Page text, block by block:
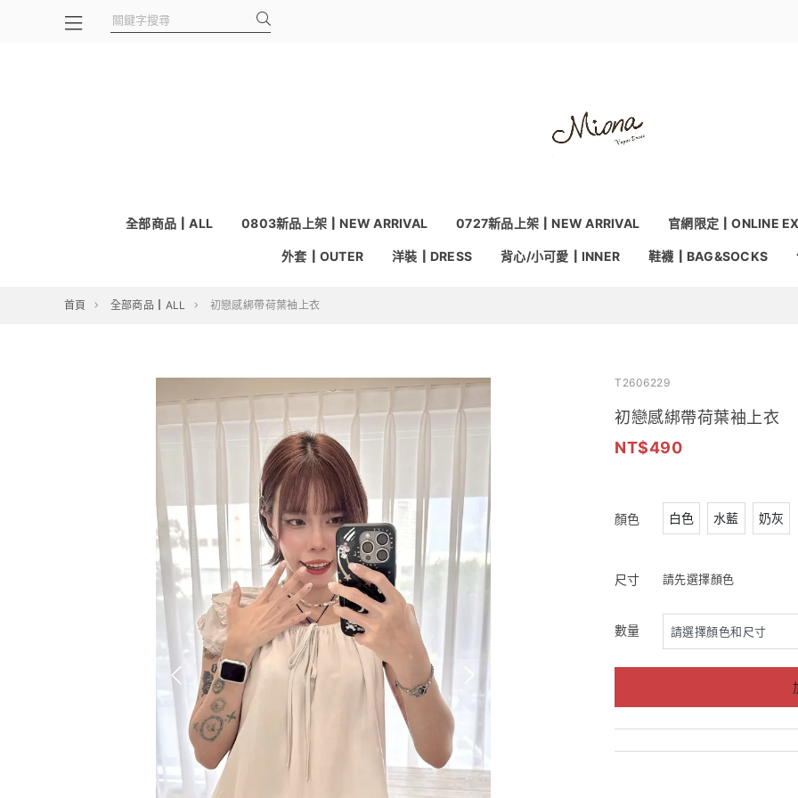
全部商品┃ALL 0803新品上架┃NEW ARRIVAL 0727新品上架┃NEW ARRIVAL 官網限定┃ONLINE
外套┃OUTER 洋裝┃DRESS 背心/小可愛┃INNER 鞋襪┃BAG&SOCKS
首頁 全部商品┃ALL 初戀感綁帶荷葉袖上衣
T2606229
初戀感綁帶荷葉袖上衣
490
顏色 白色 水藍 奶灰
尺寸 請先選擇顏色
數量